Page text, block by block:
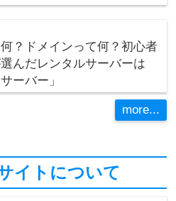
？ドメインって何？初心者
んだレンタルサーバーは
ーバー」
more...
イトについて